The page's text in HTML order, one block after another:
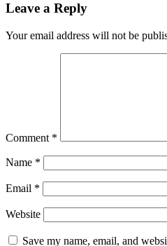
Leave a Reply
Your email address will not be
Comment *
Name *
Email *
Website
Save my name, email, and